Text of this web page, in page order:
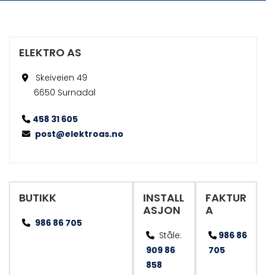
ELEKTRO AS

Skeiveien 49
6650 Surnadal
 458 31 605
 post@elektroas.no
BUTIKK
 986 86 705
INSTALL
ASJON

Ståle:
909 86
858
FAKTUR
A
986 86
705